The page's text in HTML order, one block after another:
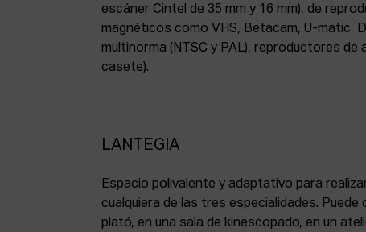
escáner Cintel de 35 mm y 16 mm), de
magnéticos como VHS, Betacam, U-matic,
multinorma (NTSC y PAL), reproductores de
casete).
LANTEGIA
Espacio polivalente y adaptativo para
cualquiera de las tres especialidades.
plató, en una sala de kinescopado, en un